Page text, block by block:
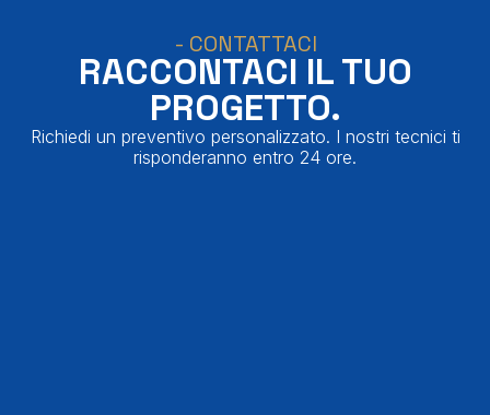
- CONTATTACI
RACCONTACI IL TUO
PROGETTO.
Richiedi un preventivo personalizzato. I nostri tecnici ti
risponderanno entro 24 ore.